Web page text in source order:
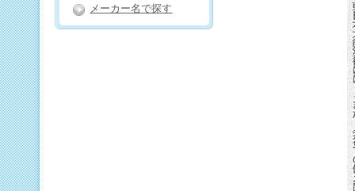
メーカー名で探す